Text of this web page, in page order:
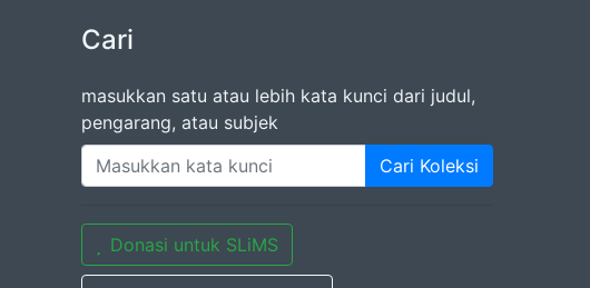
Cari
masukkan satu atau lebih kata kunci dari judul,
pengarang, atau subjek
Cari Koleksi
Donasi untuk SLiMS